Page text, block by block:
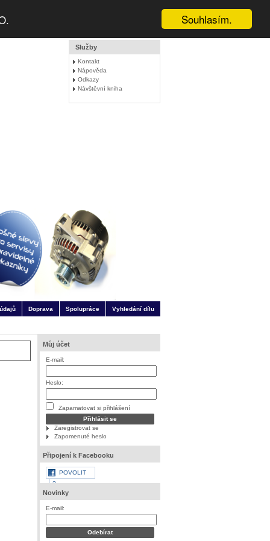
Souhlasím.
Služby
Kontakt
Nápověda
Odkazy
Návštěvní kniha
Doprava Spolupráce Vyhledání dílu
Můj účet
E-mail:
Heslo:
Zapamatovat si přihlášení
Zaregistrovat se
Zapomenuté heslo
Připojení k Facebooku
POVOLIT
?
Novinky
E-mail: